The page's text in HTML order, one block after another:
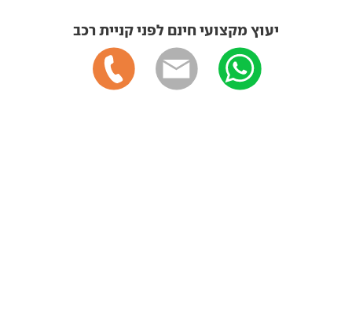
יעוץ מקצועי חינם לפני קניית רכב